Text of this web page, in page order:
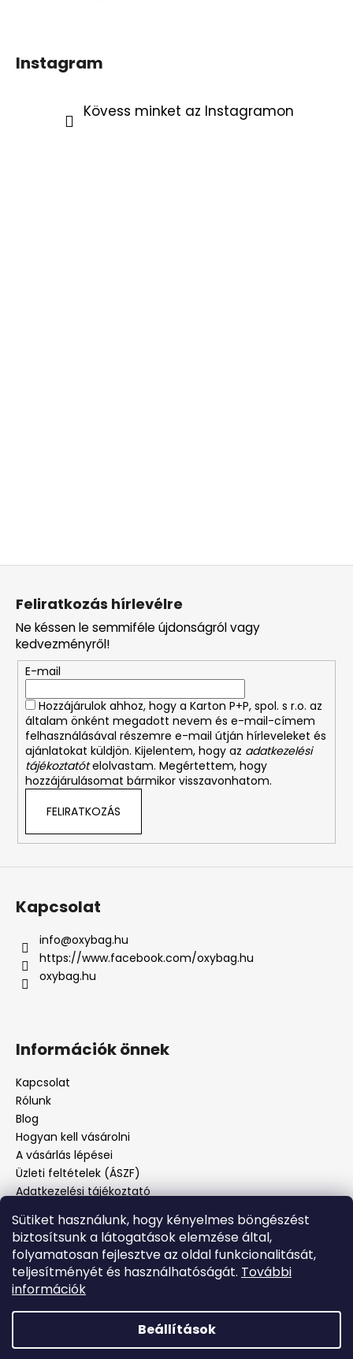
Sütiket használunk, hogy kényelmes böngészést
biztosítsunk a látogatások elemzése által,
folyamatosan fejlesztve az oldal funkcionalitását,
teljesítményét és használhatóságát. További
információk
Beállítások
Instagram
Kövess minket az Instagramon
L
Feliratkozás hírlevélre
Ne késsen le semmiféle újdonságról vagy
kedvezményről!
E-mail
Hozzájárulok ahhoz, hogy a Karton P+P, spol. s r.o. az
általam önként megadott nevem és e-mail-címem
felhasználásával részemre e-mail útján hírleveleket és
ajánlatokat küldjön. Kijelentem, hogy az adatkezelési
tájékoztatótelolvastam. Megértettem, hogy
hozzájárulásomat bármikor visszavonhatom.
FELIRATKOZÁS
Kapcsolat
info@oxybag.hu
https://www.facebook.com/oxybag.hu
oxybag.hu
Információk önnek
Kapcsolat
Rólunk
Blog
Hogyan kell vásárolni
A vásárlás lépései
Üzleti feltételek (ÁSZF)
Adatkezelési tájékoztató
Panaszjelenté
Facebook